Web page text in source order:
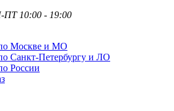
10:00 - 19:00
Москве и МО
Санкт-Петербургу и ЛО
России